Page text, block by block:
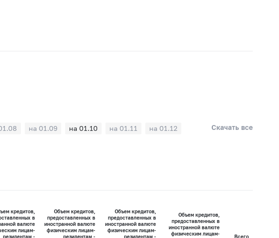
на 01.09 на 01.10 на 01.11 на 01.12 Скачать все
кредитов,
в
валюте
лицам-
резидентам -
Объем кредитов,
предоставленных в
иностранной валюте
физическим лицам-
резидентам -
Объем кредитов,
предоставленных в
иностранной валюте
физическим лицам-
резидентам -
Объем кредитов,
предоставленных в
иностранной валюте
физическим лицам-
Всего